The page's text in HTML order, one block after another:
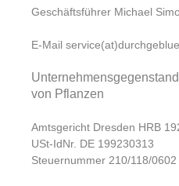
Geschäftsführer Michael
E-Mail
von Pflanzen
Amtsgericht Dresden HRB
USt-IdNr. DE 199230313
Steuernummer 210/118/0602